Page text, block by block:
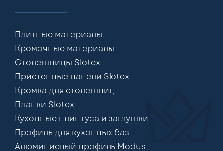
Плитные материалы
Кромочные материалы
Столешницы Slotex
Пристенные панели Slotex
Кромка для столешниц
Планки Slotex
Кухонные плинтуса и заглушки
Профиль для кухонных баз
Алюминиевый профиль Modus